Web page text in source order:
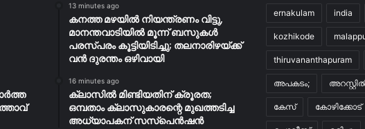
13 minutes ago
കനത്ത മഴയിൽ നിയന്ത്രണം വിട്ടു,
മാനന്തവാടിയിൽ മൂന്ന് ബസുകൾ
പരസ്പരം കൂട്ടിയിടിച്ചു; തലനാരിഴയ്ക്ക്
വൻ ദുരന്തം ഒഴിവായി
16 minutes ago
ക്ലാസിൽ മിണ്ടിയതിന് ക്രൂരത;
ഒമ്പതാം ക്ലാസുകാരന്റെ മുഖത്തടിച്ച
അധ്യാപകന് സസ്പെൻഷൻ
ernakulam india
kozhikode
thiruvananthapuram
അപകടം;
കേസ് കോഴിക്കോട്